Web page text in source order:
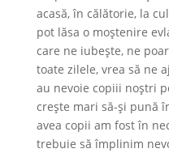
acasă, în călătorie, la
pot lăsa o moștenire
care ne iubește, ne
toate zilele, vrea să ne
au nevoie copiii noştri
creşte mari să-şi pună
avea copii am fost în
trebuie să împlinim